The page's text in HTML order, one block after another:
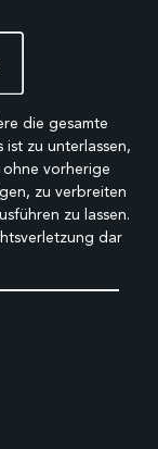
die gesamte
zu unterlassen,
vorherige
zu verbreiten
zu lassen.
dar